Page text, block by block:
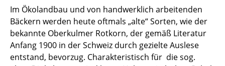
Im Ökolandbau und von handwerklich arbeitenden
Bäckern werden heute oftmals „alte“ Sorten, wie der
bekannte Oberkulmer Rotkorn, der gemäß Literatur
Anfang 1900 in der Schweiz durch gezielte Auslese
entstand, bevorzug. Charakteristisch für die sog.